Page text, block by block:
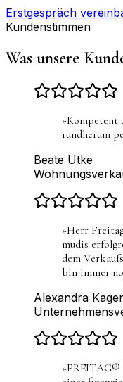
Erstgespräch
Kundenstimmen
Was unsere
»Kompetent
rundherum
Beate Utke
»Herr
mudis
dem
bin immer
Alexandra
»FREITAG®